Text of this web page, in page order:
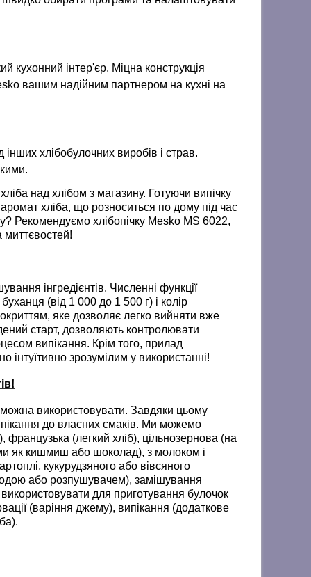
кухонний інтер'єр. Міцна конструкція
вашим надійним партнером на кухні на
інших хлібобулочних виробів і страв.
над хлібом з магазину. Готуючи випічку
хліба, що розноситься по дому під час
Рекомендуємо хлібопічку Mesko MS 6022,
миттєвостей!
інгредієнтів. Численні функції
(від 1 000 до 1 500 г) і колір
яке дозволяє легко вийняти вже
старт, дозволяють контролювати
випікання. Крім того, прилад
зрозумілим у використанні!
можна використовувати. Завдяки цьому
до власних смаків. Ми можемо
французька (легкий хліб), цільнозернова (на
як кишмиш або шоколад), з молоком і
кукурудзяного або вівсяного
або розпушувачем), замішування
для приготування булочок
(варіння джему), випікання (додаткове